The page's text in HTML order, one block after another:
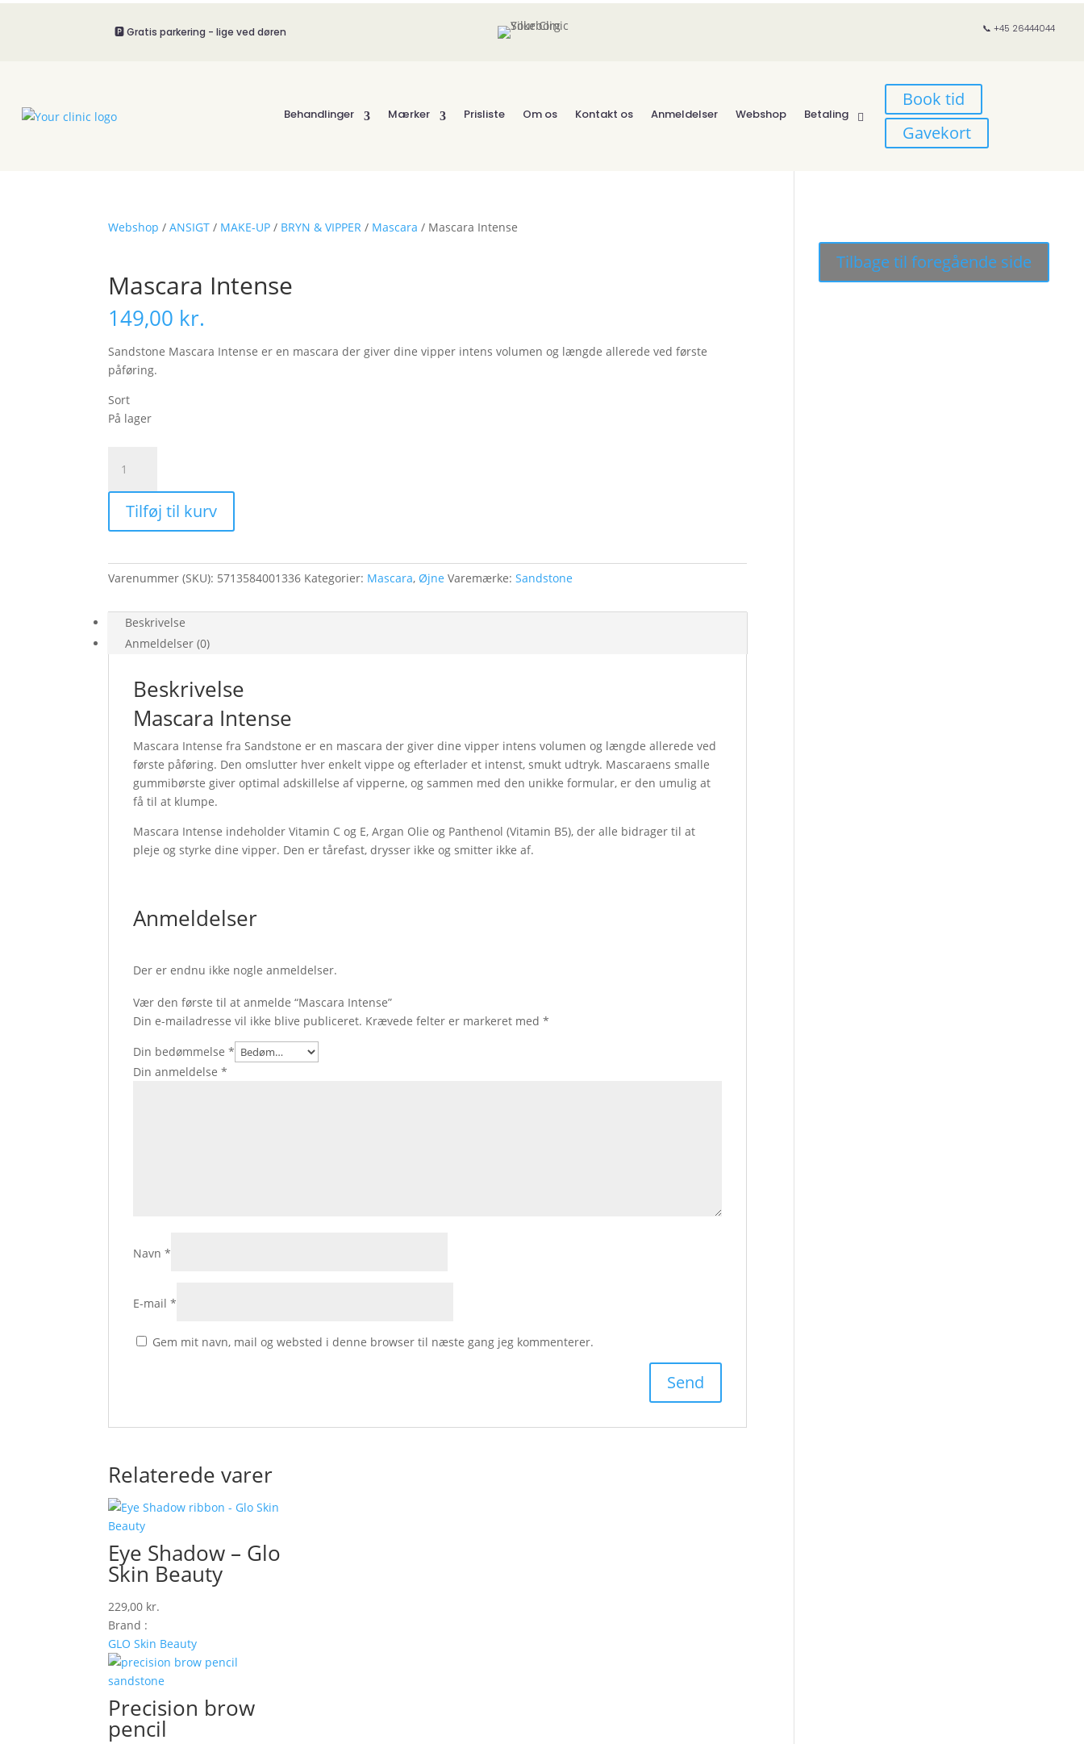
🅿️ Gratis parkering - lige ved døren 📞 +45 26444044
Behandlinger Mærker Prisliste Om os Kontakt os Anmeldelser Webshop Betaling
Book tid
Gavekort
Webshop /ANSIGT / MAKE-UP / BRYN & VIPPER / Mascara / Mascara Intense
Mascara Intense
149,00 kr.
Sandstone Mascara Intense er en mascara der giver dine vipper intens volumen og længde allerede ved første
påføring.
Sort
På lager
Intense
antal
Tilføj til kurv
Varenummer (SKU): 5713584001336 Kategorier: Mascara, Øjne Varemærke:Sandstone
Beskrivelse
Anmeldelser (0)
Beskrivelse
Mascara Intense
Mascara Intense fra Sandstone er en mascara der giver dine vipper intens volumen og længde allerede ved
første påføring. Den omslutter hver enkelt vippe og efterlader et intenst, smukt udtryk. Mascaraens smalle
gummibørste giver optimal adskillelse af vipperne, og sammen med den unikke formular, er den umulig at
få til at klumpe.
Mascara Intense indeholder Vitamin C og E, Argan Olie og Panthenol (Vitamin B5), der alle bidrager til at
pleje og styrke dine vipper. Den er tårefast, drysser ikke og smitter ikke af.
Anmeldelser
Der er endnu ikke nogle anmeldelser.
Vær den første til at anmelde “Mascara Intense”
Din e-mailadresse vil ikke blive publiceret. Krævede felter er markeret med*
Din bedømmelse*
Din anmeldelse*
Navn*
E-mail*
Gem mit navn, mail og websted i denne browser til næste gang jeg kommenterer.
Relaterede varer
Eye Shadow – Glo
Skin Beauty
229,00 kr.
Brand :
GLO Skin Beauty
Precision brow
pencil